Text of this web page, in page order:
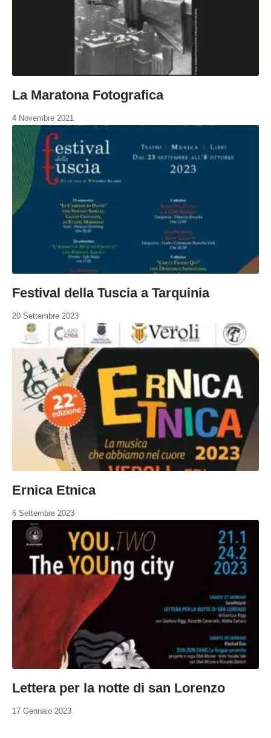
La Maratona Fotografica
4 Novembre 2021
Festival della Tuscia a Tarquinia
20 Settembre 2023
Ernica Etnica
6 Settembre 2023
Lettera per la notte di san Lorenzo
17 Gennaio 2023